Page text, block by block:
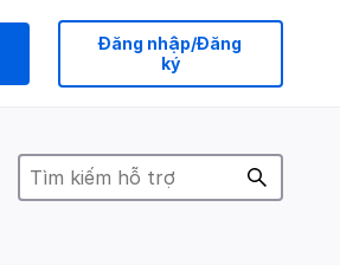
Đăng nhập/Đăng
ký